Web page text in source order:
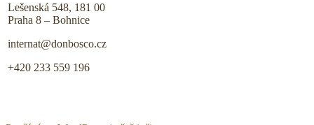
Lešenská 548, 181 00
Praha 8 – Bohnice
internat@donbosco.cz
+420 233 559 196